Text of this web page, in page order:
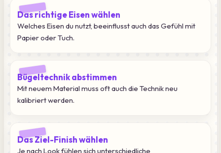
Das richtige Eisen wählen
Welches Eisen du nutzt, beeinflusst auch das Gefühl mit
Papier oder Tuch.
Bügeltechnik abstimmen
Mit neuem Material muss oft auch die Technik neu
kalibriert werden.
Das Ziel-Finish wählen
Je nach Look fühlen sich unterschiedliche